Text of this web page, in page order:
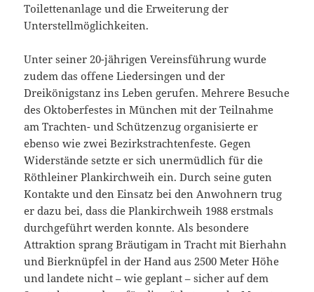
Toilettenanlage und die Erweiterung der
Unterstellmöglichkeiten.
Unter seiner 20-jährigen Vereinsführung wurde
zudem das offene Liedersingen und der
Dreikönigstanz ins Leben gerufen. Mehrere Besuche
des Oktoberfestes in München mit der Teilnahme
am Trachten- und Schützenzug organisierte er
ebenso wie zwei Bezirkstrachtenfeste. Gegen
Widerstände setzte er sich unermüdlich für die
Röthleiner Plankirchweih ein. Durch seine guten
Kontakte und den Einsatz bei den Anwohnern trug
er dazu bei, dass die Plankirchweih 1988 erstmals
durchgeführt werden konnte. Als besondere
Attraktion sprang Bräutigam in Tracht mit Bierhahn
und Bierknüpfel in der Hand aus 2500 Meter Höhe
und landete nicht – wie geplant – sicher auf dem